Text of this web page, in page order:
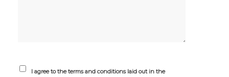
I agree to the terms and conditions laid out in the